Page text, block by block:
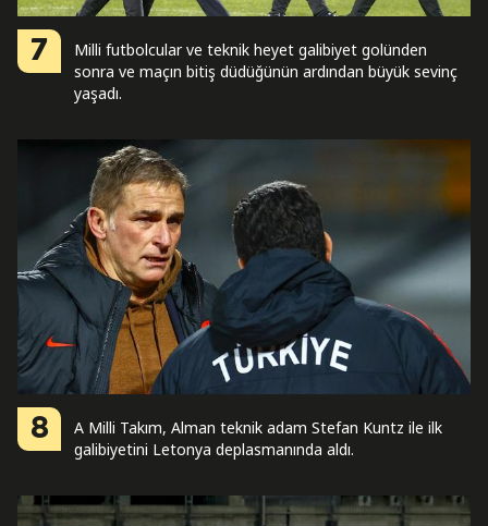
7
Milli futbolcular ve teknik heyet galibiyet golünden
sonra ve maçın bitiş düdüğünün ardından büyük sevinç
yaşadı.
8
A Milli Takım, Alman teknik adam Stefan Kuntz ile ilk
galibiyetini Letonya deplasmanında aldı.